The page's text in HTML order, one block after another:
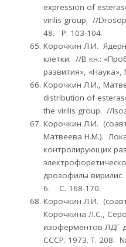
expression of
virilis group. //
48. Р. 103-104.
Корочкин Л.И.
клетки. //В кн.:
развития»,
Корочкин Л.И.,
distribution of
the virilis group. //
Корочкин Л.И.
Матвеева Н.М.).
контролирующих
дрозофилы
6. С. 168-170.
Корочкин Л.И.
Корочкина Л.С.,
изоферментов ЛДГ
СССР. 1973. Т. 208.